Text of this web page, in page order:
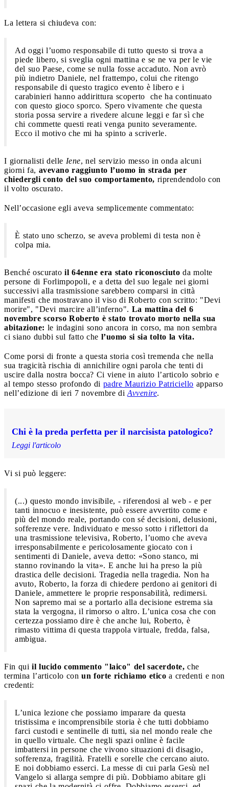
La lettera si chiudeva con:
Ad oggi l’uomo responsabile di tutto questo si trova a
piede libero, si sveglia ogni mattina e se ne va per le vie
del suo Paese, come se nulla fosse accaduto. Non avrò
più indietro Daniele, nel frattempo, colui che ritengo
responsabile di questo tragico evento è libero e i
carabinieri hanno addirittura scoperto che ha continuato
con questo gioco sporco. Spero vivamente che questa
storia possa servire a rivedere alcune leggi e far sì che
chi commette questi reati venga punito severamente.
Ecco il motivo che mi ha spinto a scriverle.
I giornalisti delle Iene, nel servizio messo in onda alcuni
giorni fa, avevano raggiunto l’uomo in strada per
chiedergli conto del suo comportamento, riprendendolo con
il volto oscurato.
Nell’occasione egli aveva semplicemente commentato:
È stato uno scherzo, se aveva problemi di testa non è
colpa mia.
Benché oscurato il 64enne era stato riconosciuto da molte
persone di Forlimpopoli, e a detta del suo legale nei giorni
successivi alla trasmissione sarebbero comparsi in città
manifesti che mostravano il viso di Roberto con scritto: "Devi
morire", "Devi marcire all’inferno". La mattina del 6
novembre scorso Roberto è stato trovato morto nella sua
abitazione: le indagini sono ancora in corso, ma non sembra
ci siano dubbi sul fatto che l’uomo si sia tolto la vita.
Come porsi di fronte a questa storia così tremenda che nella
sua tragicità rischia di annichilire ogni parola che tenti di
uscire dalla nostra bocca? Ci viene in aiuto l’articolo sobrio e
al tempo stesso profondo di padre Maurizio Patriciello apparso
nell’edizione di ieri 7 novembre di Avvenire.
Chi è la preda perfetta per il narcisista patologico?
Leggi l'articolo
Vi si può leggere:
(...) questo mondo invisibile, - riferendosi al web - e per
tanti innocuo e inesistente, può essere avvertito come e
più del mondo reale, portando con sé decisioni, delusioni,
sofferenze vere. Individuato e messo sotto i riflettori da
una trasmissione televisiva, Roberto, l’uomo che aveva
irresponsabilmente e pericolosamente giocato con i
sentimenti di Daniele, aveva detto: «Sono stanco, mi
stanno rovinando la vita». E anche lui ha preso la più
drastica delle decisioni. Tragedia nella tragedia. Non ha
avuto, Roberto, la forza di chiedere perdono ai genitori di
Daniele, ammettere le proprie responsabilità, redimersi.
Non sapremo mai se a portarlo alla decisione estrema sia
stata la vergogna, il rimorso o altro. L’unica cosa che con
certezza possiamo dire è che anche lui, Roberto, è
rimasto vittima di questa trappola virtuale, fredda, falsa,
ambigua.
Fin qui il lucido commento "laico" del sacerdote, che
termina l’articolo con un forte richiamo etico a credenti e non
credenti:
L’unica lezione che possiamo imparare da questa
tristissima e incomprensibile storia è che tutti dobbiamo
farci custodi e sentinelle di tutti, sia nel mondo reale che
in quello virtuale. Che negli spazi online è facile
imbattersi in persone che vivono situazioni di disagio,
sofferenza, fragilità. Fratelli e sorelle che cercano aiuto.
E noi dobbiamo esserci. La messe di cui parla Gesù nel
Vangelo si allarga sempre di più. Dobbiamo abitare gli